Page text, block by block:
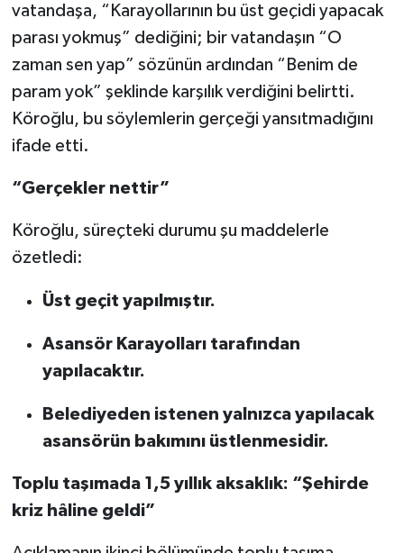
vatandaşa, “Karayollarının bu üst geçidi yapacak
parası yokmuş” dediğini; bir vatandaşın “O
zaman sen yap” sözünün ardından “Benim de
param yok” şeklinde karşılık verdiğini belirtti.
Köroğlu, bu söylemlerin gerçeği yansıtmadığını
ifade etti.
“Gerçekler nettir”
Köroğlu, süreçteki durumu şu maddelerle
özetledi:
Üst geçit yapılmıştır.
Asansör Karayolları tarafından
yapılacaktır.
Belediyeden istenen yalnızca yapılacak
asansörün bakımını üstlenmesidir.
Toplu taşımada 1,5 yıllık aksaklık: “Şehirde
kriz hâline geldi”